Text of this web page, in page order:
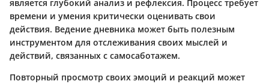
является глубокий анализ и рефлексия. Процесс требует
времени и умения критически оценивать свои
действия. Ведение дневника может быть полезным
инструментом для отслеживания своих мыслей и
действий, связанных с самосаботажем.
Повторный просмотр своих эмоций и реакций может